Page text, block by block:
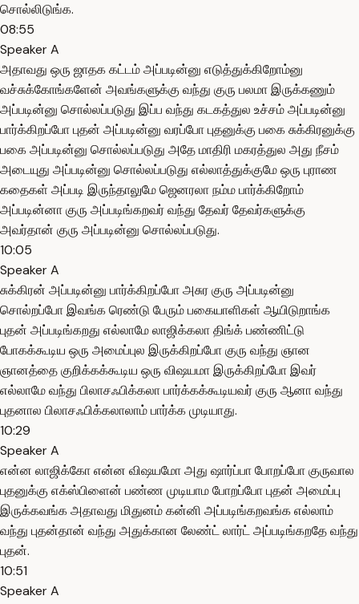
சொல்லிடுங்க.
08:55
Speaker A
அதாவது ஒரு ஜாதக கட்டம் அப்படின்னு எடுத்துக்கிறோம்னு
வச்சுக்கோங்களேன் அவங்களுக்கு வந்து குரு பலமா இருக்கணும்
அப்படின்னு சொல்லப்படுது இப்ப வந்து கடகத்துல உச்சம் அப்படின்னு
பார்க்கிறப்போ புதன் அப்படின்னு வரப்போ புதனுக்கு பகை சுக்கிரனுக்கு
பகை அப்படின்னு சொல்லப்படுது அதே மாதிரி மகரத்துல அது நீசம்
அடையுது அப்படின்னு சொல்லப்படுது எல்லாத்துக்குமே ஒரு புராண
கதைகள் அப்படி இருந்தாலுமே ஜெனரலா நம்ம பார்க்கிறோம்
அப்படின்னா குரு அப்படிங்கறவர் வந்து தேவர் தேவர்களுக்கு
அவர்தான் குரு அப்படின்னு சொல்லப்படுது.
10:05
Speaker A
சுக்கிரன் அப்படின்னு பார்க்கிறப்போ அசுர குரு அப்படின்னு
சொல்றப்போ இவங்க ரெண்டு பேரும் பகையாளிகள் ஆயிடுறாங்க
புதன் அப்படிங்கறது எல்லாமே லாஜிக்கலா திங்க் பண்ணிட்டு
போகக்கூடிய ஒரு அமைப்புல இருக்கிறப்போ குரு வந்து ஞான
ஞானத்தை குறிக்கக்கூடிய ஒரு விஷயமா இருக்கிறப்போ இவர்
எல்லாமே வந்து பிலாசஃபிக்கலா பார்க்கக்கூடியவர் குரு ஆனா வந்து
புதனால பிலாசஃபிக்கலாலாம் பார்க்க முடியாது.
10:29
Speaker A
என்ன லாஜிக்கோ என்ன விஷயமோ அது ஷார்ப்பா போறப்போ குருவால
புதனுக்கு எக்ஸ்பிளைன் பண்ண முடியாம போறப்போ புதன் அமைப்பு
இருக்கவங்க அதாவது மிதுனம் கன்னி அப்படிங்கறவங்க எல்லாம்
வந்து புதன்தான் வந்து அதுக்கான லேண்ட் லார்ட் அப்படிங்கறதே வந்து
புதன்.
10:51
Speaker A